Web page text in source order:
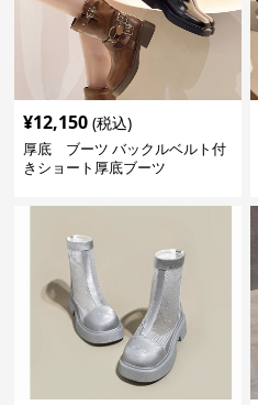
¥12,150 (税込)
厚底 ブーツ バックルベルト付
きショート厚底ブーツ